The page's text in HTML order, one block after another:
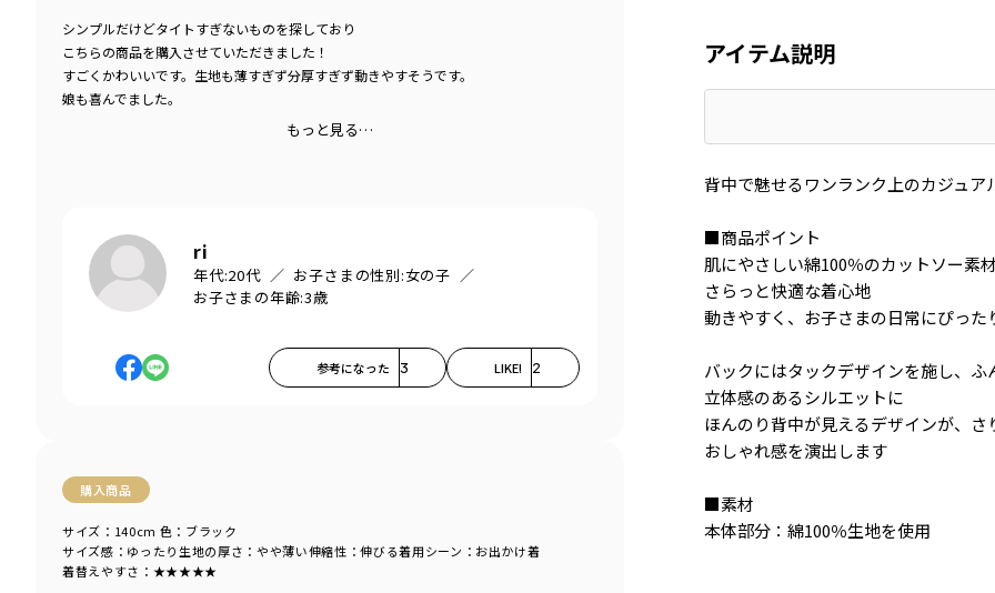
シンプルだけどタイトすぎないものを探しており
こちらの商品を購入させていただきました！
すごくかわいいです。生地も薄すぎず分厚すぎず動きやすそうです。
娘も喜んでました。
もっと見る…
ri
年代:20代 お子さまの性別:女の子
お子さまの年齢:3歳
参考になった 3 LIKE! 2
購入商品
サイズ感 ：ゆったり 生地の厚さ ：やや薄い伸縮性 ：伸びる着用シーン ：お出かけ着
着替えやすさ ：★★★★★
サイズ：140cm 色：ブラック
アイテム説明
背中で魅せるワンランク上のカジュ
■商品ポイント
肌にやさしい綿100％のカットソー素
さらっと快適な着心地
動きやすく、お子さまの日常にぴった
バックにはタックデザインを施し、ふ
立体感のあるシルエットに
ほんのり背中が見えるデザインが、さ
おしゃれ感を演出します
■素材
本体部分：綿100％生地を使用